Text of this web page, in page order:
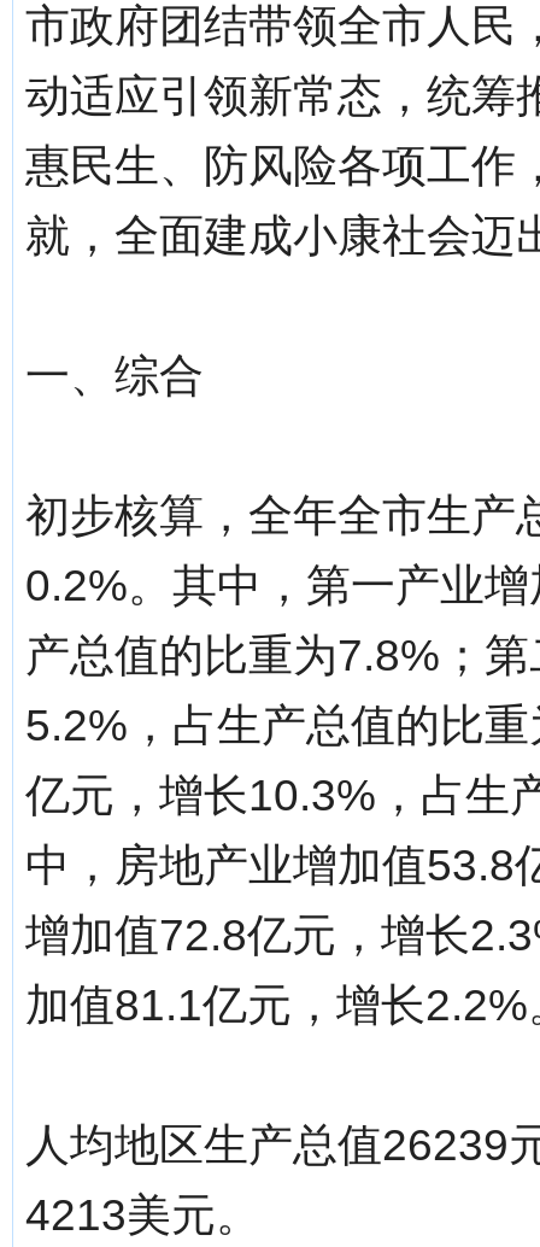
市政府团结带领全市人民
动适应引领新常态，统筹
惠民生、防风险各项工作
就，全面建成小康社会迈
一、综合
初步核算，全年全市生产
0.2%。其中，第一产业
产总值的比重为7.8%；
5.2%，占生产总值的比
亿元，增长10.3%，占生
中，房地产业增加值53.8
增加值72.8亿元，增长
加值81.1亿元，增长2.2%
人均地区生产总值26239
4213美元。